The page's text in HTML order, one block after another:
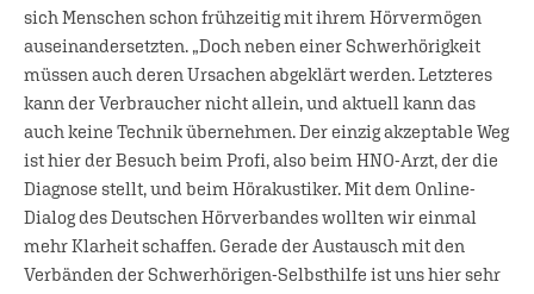
sich Menschen schon frühzeitig mit ihrem Hörvermögen
auseinandersetzten. „Doch neben einer Schwerhörigkeit
müssen auch deren Ursachen abgeklärt werden. Letzteres
kann der Verbraucher nicht allein, und aktuell kann das
auch keine Technik übernehmen. Der einzig akzeptable Weg
ist hier der Besuch beim Profi, also beim HNO-Arzt, der die
Diagnose stellt, und beim Hörakustiker. Mit dem Online-
Dialog des Deutschen Hörverbandes wollten wir einmal
mehr Klarheit schaffen. Gerade der Austausch mit den
Verbänden der Schwerhörigen-Selbsthilfe ist uns hier sehr